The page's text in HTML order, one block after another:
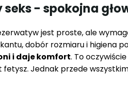
seks - spokojna
jest proste, ale
dobór rozmiaru i higiena
i daje komfort. To
fetysz. Jednak przede